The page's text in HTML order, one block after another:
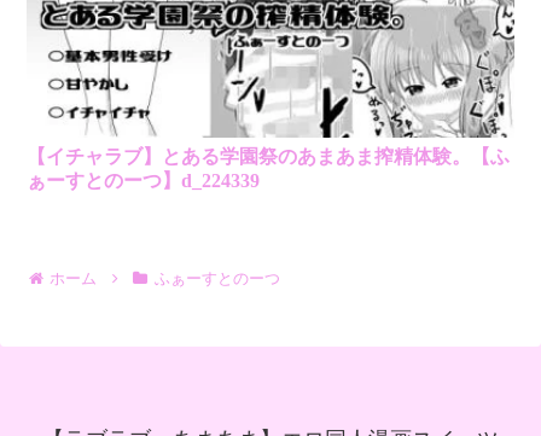
【イチャラブ】とある学園祭のあまあま搾精体験。【ふ
ぁーすとのーつ】d_224339
ホーム ふぁーすとのーつ